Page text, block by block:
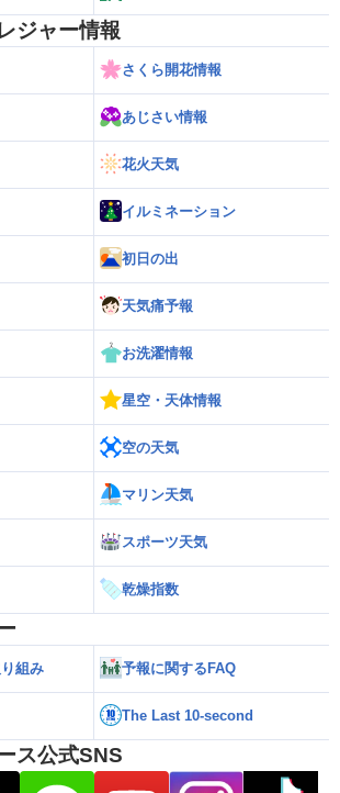
ジャー情報
さくら開花情報
あじさい情報
花火天気
イルミネーション
初日の出
天気痛予報
お洗濯情報
星空・天体情報
空の天気
マリン天気
スポーツ天気
乾燥指数
組み 予報に関するFAQ
The Last 10-second
ス公式SNS